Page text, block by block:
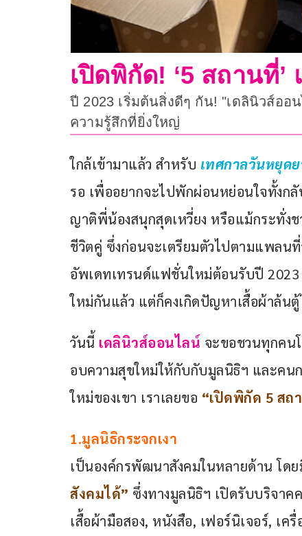
เปิดพิกัด! ‘5 สถานที่
ปี 2023 เริ่มต้นสิ่งดีๆ กัน! "เดลินิวส์ออ
ความรู้สึกที่ยิ่งใหญ่
ใกล้เข้ามาแล้ว สำหรับ เทศกาลวันหยุด
รอ เพื่ออยากจะไปพักผ่อนหย่อนใจทั้งก
ญาติพี่น้องสนุกสุดเหวี่ยง หรือแม้กระทั่ง
ชีวิตคู่ ซึ่งก่อนจะเตรียมตัวไปตามแพลน
อัพเดทเทรนด์แฟชั่นใหม่ต้อนรับปี 2023
ใหม่กันแล้ว แต่ก็คงเกิดปัญหาเสื้อผ้าล้นตู้
วันนี้ เดลินิวส์ออนไลน์ จะขอชวนทุกคน
อบความสุขใหม่ให้กับกับมูลนิธิฯ และคน
ใหม่ของเขา เราเลยขอ “เปิดพิกัด 5 สถ
1.มูลนิธิกระจกเงา
เป็นองค์กรพัฒนาสังคมในหลายด้าน โด
สังคมได้” ซึ่งทางมูลนิธิฯ เปิดรับบริจา
เสื้อผ้ามือสอง, หนังสือ, เฟอร์นิเจอร์, เค